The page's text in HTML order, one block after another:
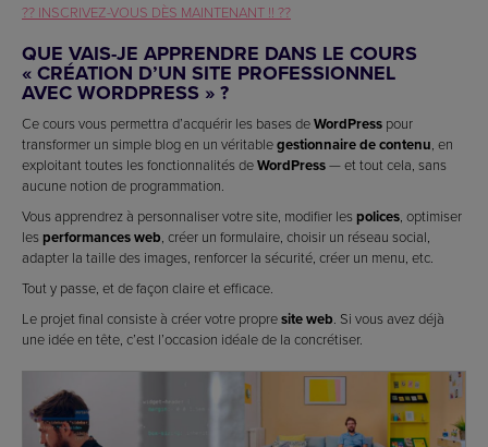
?? INSCRIVEZ-VOUS DÈS MAINTENANT !! ??
QUE VAIS-JE APPRENDRE DANS LE COURS
« CRÉATION D’UN SITE PROFESSIONNEL
AVEC WORDPRESS » ?
Ce cours vous permettra d’acquérir les bases deWordPress pour
transformer un simple blog en un véritablegestionnaire de contenu , en
exploitant toutes les fonctionnalités deWordPress— et tout cela, sans
aucune notion de programmation.
Vous apprendrez à personnaliser votre site, modifier les polices , optimiser
les performances web , créer un formulaire, choisir un réseau social,
adapter la taille des images, renforcer la sécurité, créer un menu, etc.
Tout y passe, et de façon claire et efficace.
Le projet final consiste à créer votre propresite web . Si vous avez déjà
une idée en tête, c’est l’occasion idéale de la concrétiser.